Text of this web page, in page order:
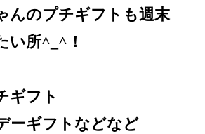
んのプチギフトも週末
い所^_^！
ギフト
ーギフトなどなど